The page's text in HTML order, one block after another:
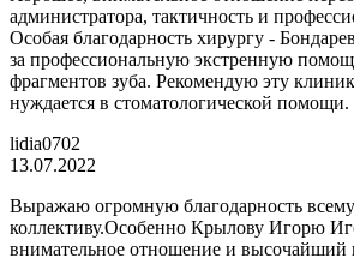
администратора, тактичность и
Особая благодарность хирургу -
за профессиональную экстренную
фрагментов зуба. Рекомендую эту
нуждается в стоматологической помощи.
lidia0702
13.07.2022
Выражаю огромную благодарность всему
коллективу.Особенно Крылову Игорю
внимательное отношение и высочайший